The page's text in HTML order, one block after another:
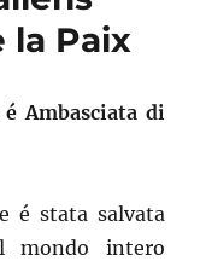
la Paix
Ambasciata di
é stata salvata
mondo intero